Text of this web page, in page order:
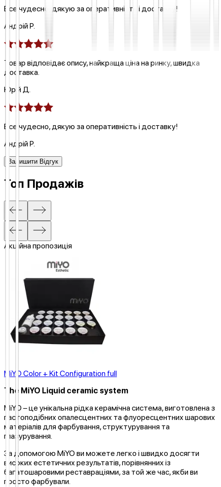
Все чудесно, дякую за оперативність і доставку!
Андрій Р.
Товар відповідає опису, найкраща ціна на ринку, швидка
доставка.
Юрій Д.
Все чудесно, дякую за оперативність і доставку!
Андрій Р.
Залишити Відгук
Топ Продажів
Акційна пропозиція
MiYO Color + Kit Configuration full
The MiYO Liquid ceramic system
MiYO – це унікальна рідка керамічна система, виготовлена ​​з
пастоподібних опалесцентних та флуоресцентних шарових
матеріалів для фарбування, структурування та
глазурування.
За допомогою MiYO ви можете легко і швидко досягти
високих естетичних результатів, порівнянних із
багатошаровими реставраціями, за той же час, якби ви
просто фарбували.